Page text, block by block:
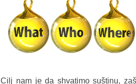
Cilj nam je da shvatimo suštinu,